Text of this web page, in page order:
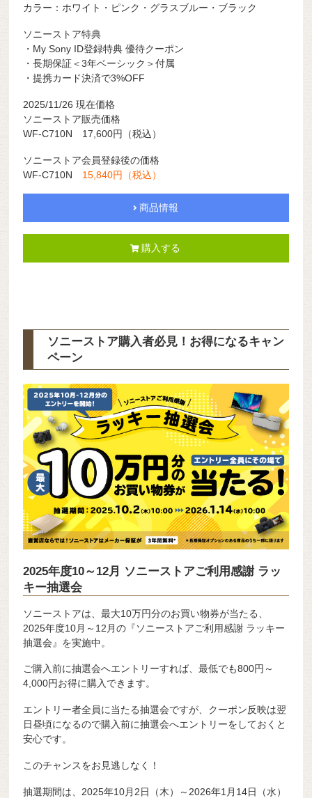
カラー：ホワイト・ピンク・グラスブルー・ブラック
ソニーストア特典
・My Sony ID登録特典 優待クーポン
・長期保証＜3年ベーシック＞付属
・提携カード決済で3%OFF
2025/11/26 現在価格
ソニーストア販売価格
WF-C710N 17,600円（税込）
ソニーストア会員登録後の価格
WF-C710N 15,840円（税込）
商品情報
購入する
ソニーストア購入者必見！お得になるキャン
ペーン
2025年度10～12月 ソニーストアご利用感謝 ラッ
キー抽選会
ソニーストアは、最大10万円分のお買い物券が当たる、
2025年度10月～12月の『ソニーストアご利用感謝 ラッキー
抽選会』を実施中。
ご購入前に抽選会へエントリーすれば、最低でも800円～
4,000円お得に購入できます。
エントリー者全員に当たる抽選会ですが、クーポン反映は翌
日昼頃になるので購入前に抽選会へエントリーをしておくと
安心です。
このチャンスをお見逃しなく！
抽選期間は、2025年10月2日（木）～2026年1月14日（水）